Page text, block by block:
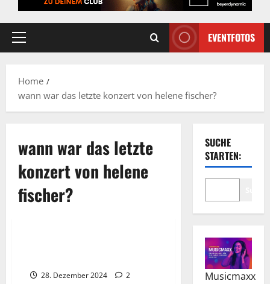
Primary
EVENTFOTOS
Home
wann war das letzte konzert von helene fischer?
wann war das letzte
konzert von helene
fischer?
28. Dezember 2024 2
SUCHE
STARTEN:
Musicmaxx